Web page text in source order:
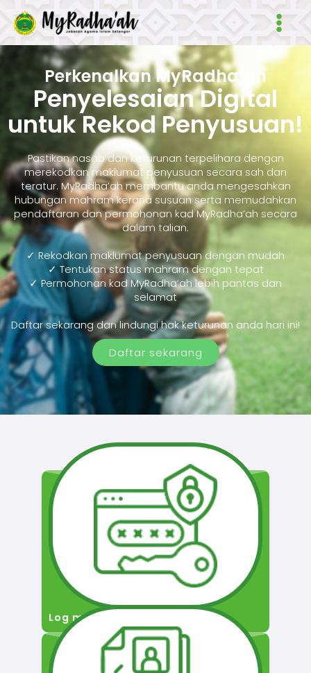
Main
Perkenalkan MyRadha’ah
Penyelesaian Digital
untuk Rekod Penyusuan!
Pastikan nasab dan keturunan terpelihara dengan
merekodkan maklumat penyusuan secara sah dan
teratur. MyRadha’ah membantu anda mengesahkan
hubungan mahram kerana susuan serta memudahkan
pendaftaran dan permohonan kad MyRadha’ah secara
dalam talian.
✓ Rekodkan maklumat penyusuan dengan mudah
✓ Tentukan status mahram dengan tepat
✓ Permohonan kad MyRadha’ah lebih pantas dan
selamat
Daftar sekarang dan lindungi hak keturunan anda hari ini!
Daftar sekarang
Log masuk